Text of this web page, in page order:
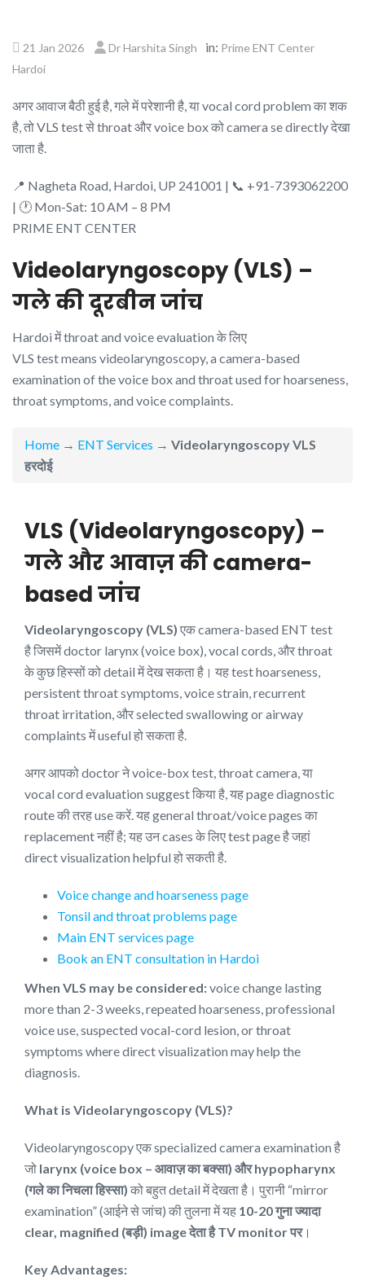
21 Jan 2026 Dr Harshita Singh in: Prime ENT Center
Hardoi
अगर आवाज बैठी हुई है, गले में परेशानी है, या vocal cord problem का शक
है, तो VLS test से throat और voice box को camera se directly देखा
जाता है.
📍 Nagheta Road, Hardoi, UP 241001 | 📞 +91-7393062200
| 🕐 Mon-Sat: 10 AM – 8 PM
PRIME ENT CENTER
Videolaryngoscopy (VLS) –
गले की दूरबीन जांच
Hardoi में throat and voice evaluation के लिए
VLS test means videolaryngoscopy, a camera-based
examination of the voice box and throat used for hoarseness,
throat symptoms, and voice complaints.
Home → ENT Services → Videolaryngoscopy VLS
हरदोई
VLS (Videolaryngoscopy) –
गले और आवाज़ की camera-
based जांच
Videolaryngoscopy (VLS) एक camera-based ENT test
है जिसमें doctor larynx (voice box), vocal cords, और throat
के कुछ हिस्सों को detail में देख सकता है। यह test hoarseness,
persistent throat symptoms, voice strain, recurrent
throat irritation, और selected swallowing or airway
complaints में useful हो सकता है.
अगर आपको doctor ने voice-box test, throat camera, या
vocal cord evaluation suggest किया है, यह page diagnostic
route की तरह use करें. यह general throat/voice pages का
replacement नहीं है; यह उन cases के लिए test page है जहां
direct visualization helpful हो सकती है.
Voice change and hoarseness page
Tonsil and throat problems page
Main ENT services page
Book an ENT consultation in Hardoi
When VLS may be considered:voice change lasting
more than 2-3 weeks, repeated hoarseness, professional
voice use, suspected vocal-cord lesion, or throat
symptoms where direct visualization may help the
diagnosis.
What is Videolaryngoscopy (VLS)?
Videolaryngoscopy एक specialized camera examination है
जो larynx (voice box – आवाज़ का बक्सा) और hypopharynx
(गले का निचला हिस्सा) को बहुत detail में देखता है। पुरानी “mirror
examination” (आईने से जांच) की तुलना में यह 10-20 गुना ज्यादा
clear, magnified (बड़ी) image देता है TV monitor पर।
Key Advantages: